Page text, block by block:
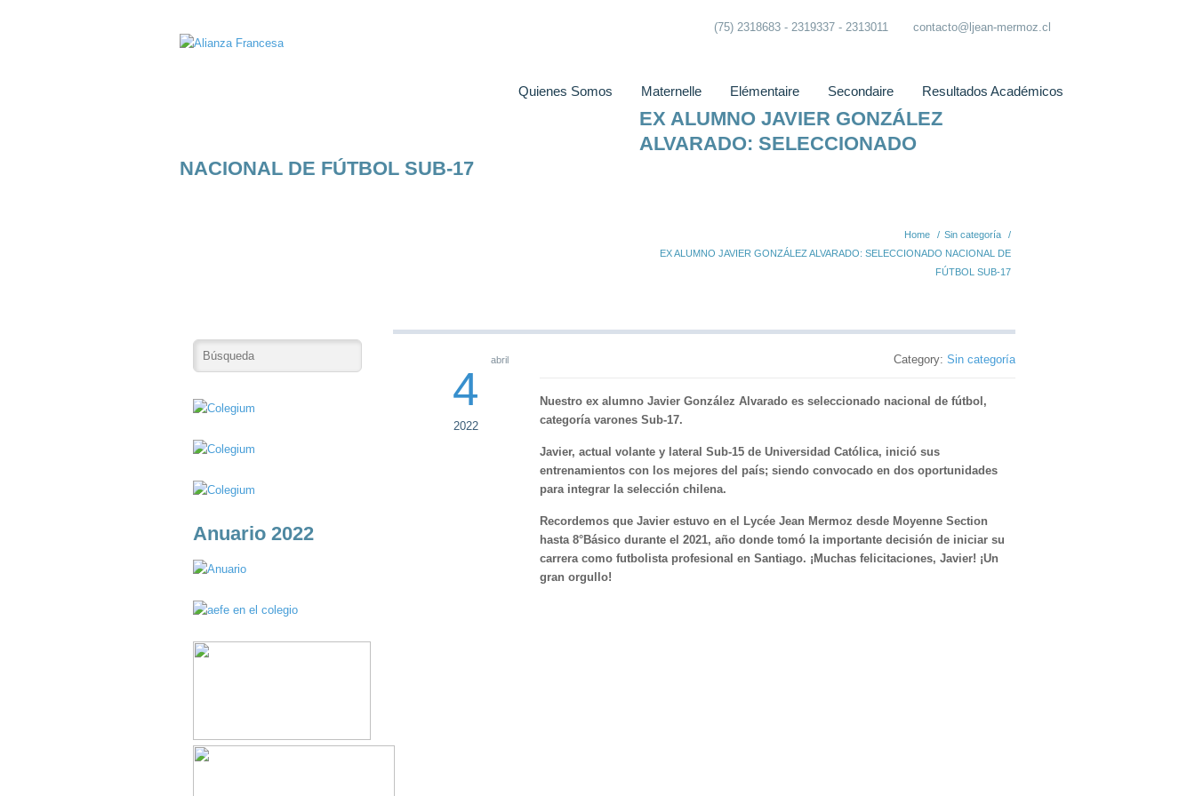
(75) 2318683 - 2319337 - 2313011 contacto@ljean-mermoz.cl
Quienes Somos Maternelle Elémentaire Secondaire Resultados Académicos
EX ALUMNO JAVIER GONZÁLEZ
ALVARADO: SELECCIONADO
NACIONAL DE FÚTBOL SUB-17
Home / Sin categoría
/
EX ALUMNO JAVIER GONZÁLEZ ALVARADO: SELECCIONADO NACIONAL DE
FÚTBOL SUB-17
4
abril
2022
Category: Sin categoría
Nuestro ex alumno Javier González Alvarado es seleccionado nacional de fútbol,
categoría varones Sub-17.
Javier, actual volante y lateral Sub-15 de Universidad Católica, inició sus
entrenamientos con los mejores del país; siendo convocado en dos oportunidades
para integrar la selección chilena.
Recordemos que Javier estuvo en el Lycée Jean Mermoz desde Moyenne Section
hasta 8°Básico durante el 2021, año donde tomó la importante decisión de iniciar su
carrera como futbolista profesional en Santiago. ¡Muchas felicitaciones, Javier! ¡Un
gran orgullo!
Anuario 2022